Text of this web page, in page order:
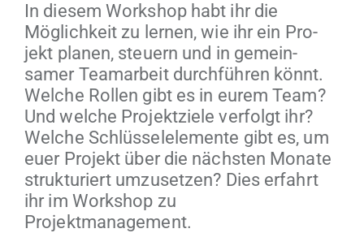
In diesem Work­shop habt ihr die
Möglichkeit zu ler­nen, wie ihr ein Pro­
jekt pla­nen, steuern und in gemein­
samer Tea­mar­beit durch­führen kön­nt.
Welche Rollen gibt es in eurem Team?
Und welche Pro­jek­tziele ver­fol­gt ihr?
Welche Schlüs­se­lele­mente gibt es, um
euer Pro­jekt über die näch­sten Monate
struk­turi­ert umzuset­zen? Dies erfahrt
ihr im Work­shop zu
Projektmanagement.